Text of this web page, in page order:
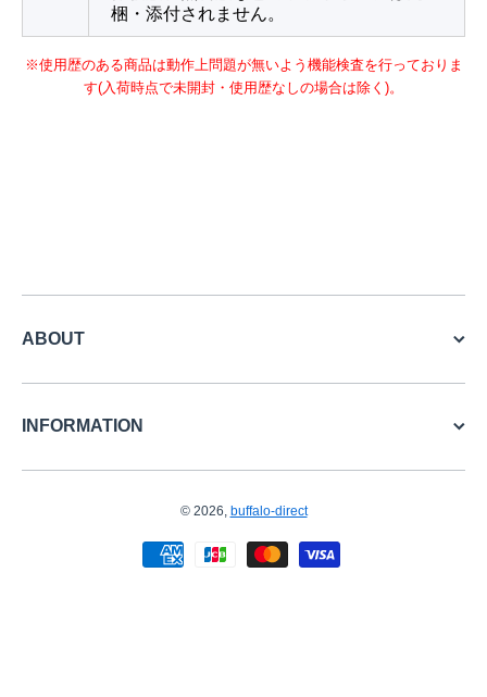
梱・添付されません。
※使用歴のある商品は動作上問題が無いよう機能検査を行っておりま
す(入荷時点で未開封・使用歴なしの場合は除く)。
ABOUT
INFORMATION
© 2026, buffalo-direct
お支払い方法